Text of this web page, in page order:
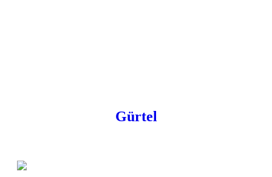
Gürtel